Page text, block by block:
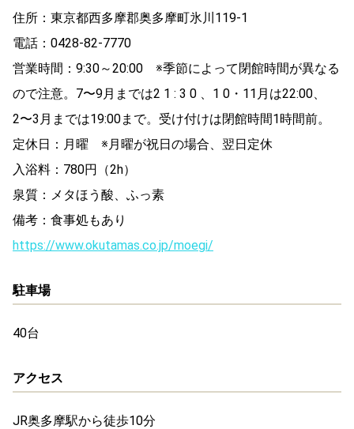
住所：東京都西多摩郡奥多摩町氷川119-1
電話：0428-82-7770
営業時間：9:30～20:00 ※季節によって閉館時間が異なる
ので注意。7〜9月までは2 1 : 3 0 、1 0・11月は22:00、
2〜3月までは19:00まで。受け付けは閉館時間1時間前。
定休日：月曜 ※月曜が祝日の場合、翌日定休
入浴料：780円（2h）
泉質：メタほう酸、ふっ素
備考：食事処もあり
https://www.okutamas.co.jp/moegi/
駐車場
40台
アクセス
JR奥多摩駅から徒歩10分